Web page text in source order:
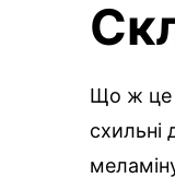
Що ж це
схильні